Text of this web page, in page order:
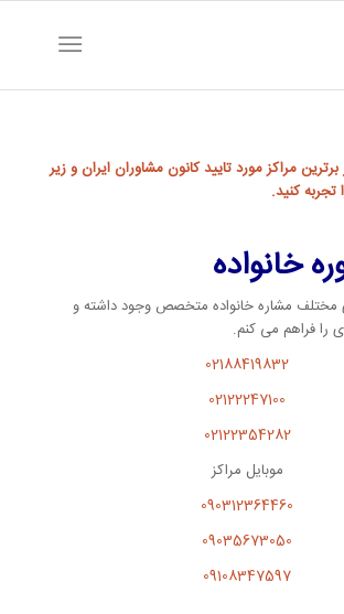
مراکز مورد تایید کانون مشاوران ایران و زیر
تجربه کنید.
خانواده
مختلف مشاره خانواده متخصص وجود داشته و
را فراهم می کنم.
02188419832
02122247100
02122354282
موبایل مراکز
090312364460
09035673050
09108347597